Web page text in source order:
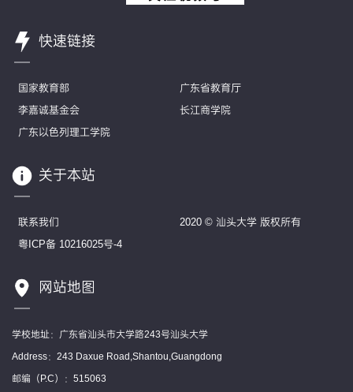
快速链接
国家教育部
广东省教育厅
李嘉诚基金会
长江商学院
广东以色列理工学院
关于本站
联系我们
2020 © 汕头大学 版权所有
粤ICP备 10216025号-4
网站地图
学校地址：广东省汕头市大学路243号汕头大学
Address：243 Daxue Road,Shantou,Guangdong
邮编（P.C）：515063